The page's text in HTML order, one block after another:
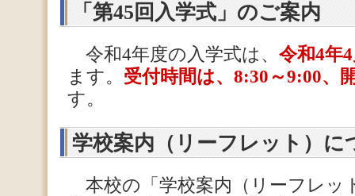
「第45回入学式」のご案内
令和4年度の入学式は、 令和4年
ます。 受付時間は、8:30～9:00、
す。
学校案内（リーフレット）に
本校の「学校案内（リーフレッ